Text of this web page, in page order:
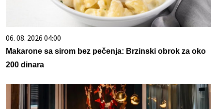
06. 08. 2026 04:00
Makarone sa sirom bez pečenja: Brzinski obrok za oko
200 dinara